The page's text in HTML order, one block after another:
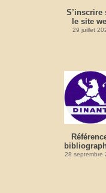
S’inscrire
le site
29 juillet
28 septembre